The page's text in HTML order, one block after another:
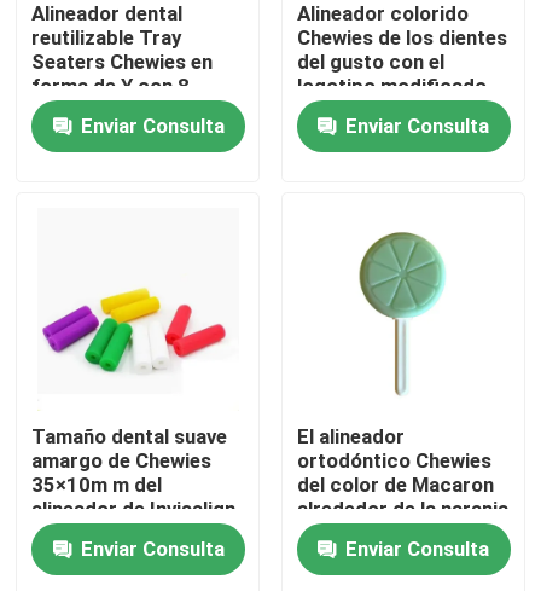
Sobre nosotros
Viaje de la fábrica
Éntrenos en contacto con
Pida una cita
Caja dental de la corona
Caja dental del criado
Alineador dental
reutilizable Tray
Seaters Chewies en
forma de Y con 8
colores
Enviar Consulta
Alineador colorido
Chewies de los dientes
del gusto con el
logotipo modificado
para requisitos
particulares de la
impresión
Enviar Consulta
Tamaño dental suave
amargo de Chewies
35×10m m del
alineador de Invisalign
con 2pcs/el bolso
Enviar Consulta
El alineador
ortodóntico Chewies
del color de Macaron
alrededor de la naranja
formó con la manija
Enviar Consulta